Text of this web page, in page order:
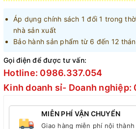
Áp dụng chính sách 1 đổi 1 trong
nhà sản xuất
Bảo hành sản phẩm từ 6 đến 12
Gọi điện để được tư vấn:
Hotline: 0986.337.054
Kinh doanh sỉ- Doanh
MIỄN PHÍ VẬN CHUYỂN
Giao hàng miễn phí nội